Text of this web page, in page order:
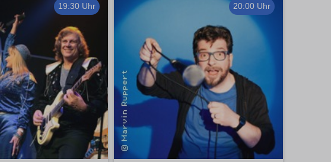
19:30 Uhr 20:00 Uhr